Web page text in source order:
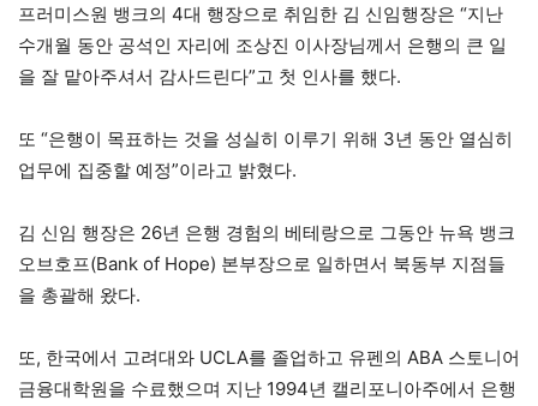
프러미스원 뱅크의 4대 행장으로 취임한 김 신임행장은 “지난
수개월 동안 공석인 자리에 조상진 이사장님께서 은행의 큰 일
을 잘 맡아주셔서 감사드린다”고 첫 인사를 했다.
또 “은행이 목표하는 것을 성실히 이루기 위해 3년 동안 열심히
업무에 집중할 예정”이라고 밝혔다.
김 신임 행장은 26년 은행 경험의 베테랑으로 그동안 뉴욕 뱅크
오브호프(Bank of Hope) 본부장으로 일하면서 북동부 지점들
을 총괄해 왔다.
또, 한국에서 고려대와 UCLA를 졸업하고 유펜의 ABA 스토니어
금융대학원을 수료했으며 지난 1994년 캘리포니아주에서 은행